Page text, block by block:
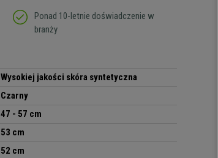
Ponad 10-letnie doświadczenie w
branży
Wysokiej jakości skóra syntetyczna
Czarny
47 - 57 cm
53 cm
52 cm